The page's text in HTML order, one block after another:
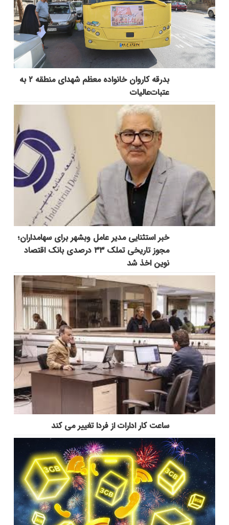
بدرقه کاروان خانواده معظم شهدای منطقه ۲ به
عتبات‌عالیات
خبر استثنایی مدیر عامل وبشهر برای سهامداران؛
مجوز تاریخی تملک ۳۳ درصدی بانک اقتصاد
نوین اخذ شد
ساعت کار ادارات از فردا تغییر می کند